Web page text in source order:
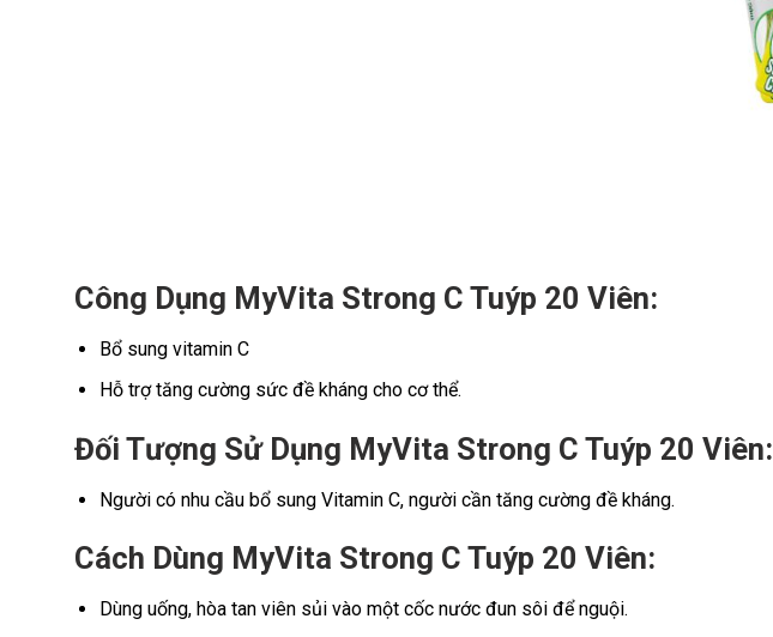
Công Dụng MyVita Strong C Tuýp 20 Viên:
Bổ sung vitamin C
Hỗ trợ tăng cường sức đề kháng cho cơ thể.
Đối Tượng Sử Dụng MyVita Strong C Tuýp 20 Viên:
Người có nhu cầu bổ sung Vitamin C, người cần tăng cường đề kháng.
Cách Dùng MyVita Strong C Tuýp 20 Viên:
Dùng uống, hòa tan viên sủi vào một cốc nước đun sôi để nguội.